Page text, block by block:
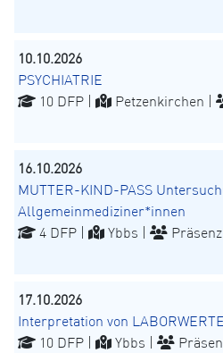
10.10.2026
PSYCHIATRIE
10 DFP |
Petzenkirchen |
16.10.2026
MUTTER-KIND-PASS
Allgemeinmediziner*innen
4 DFP |
Ybbs | Präsenz
17.10.2026
Interpretation von
10 DFP |
Ybbs |